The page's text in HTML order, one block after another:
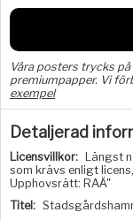
Våra posters trycks
premiumpapper. Vi
exempel
Detaljerad
Licensvillkor:
Längst
som krävs enligt
Upphovsrätt: RAÄ"
Titel: